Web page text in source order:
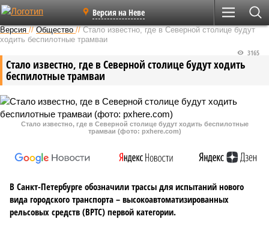
Версия на Неве
Версия //Общество //Стало известно, где в Северной столице будут
ходить беспилотные трамваи
Стало известно, где в Северной столице будут ходить
беспилотные трамваи
3165
Стало известно, где в Северной столице будут ходить беспилотные
трамваи (фото: pxhere.com)
В Санкт-Петербурге обозначили трассы для испытаний нового
вида городского транспорта – высокоавтоматизированных
рельсовых средств (ВРТС) первой категории.